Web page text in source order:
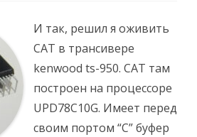
TS-
SD
И так, решил я оживить
CAT в трансивере
kenwood ts-950. CAT там
построен на процессоре
UPD78C10G. Имеет перед
своим портом “С” буфер